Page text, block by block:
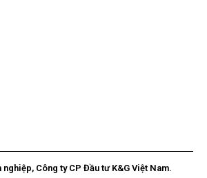
nghiệp, Công ty CP Đầu tư K&G Việt Nam.